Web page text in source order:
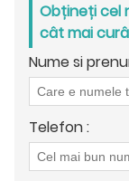
Obțineți cel
cât mai
Nume si
Telefon :